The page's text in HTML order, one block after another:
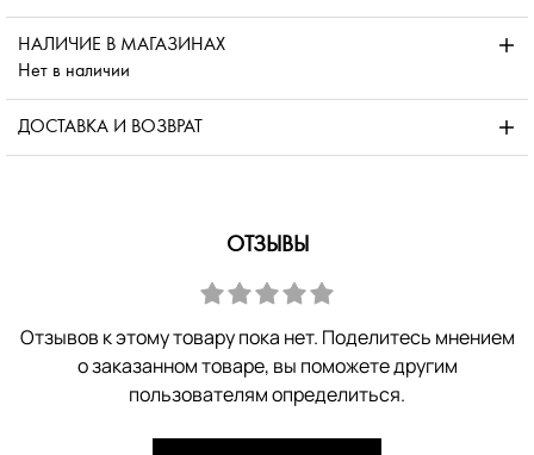
НАЛИЧИЕ В МАГАЗИНАХ
Нет в наличии
ДОСТАВКА И ВОЗВРАТ
ОТЗЫВЫ
Отзывов к этому товару пока нет. Поделитесь мнением
о заказанном товаре, вы поможете другим
пользователям определиться.